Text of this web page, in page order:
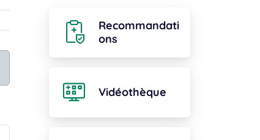
Recommandati
ons
Vidéothèque